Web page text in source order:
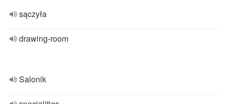
sączyła
drawing-room
Salonik